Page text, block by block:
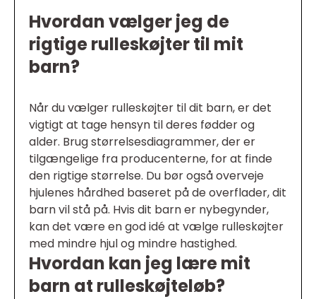
Hvordan vælger jeg de
rigtige rulleskøjter til mit
barn?
Når du vælger rulleskøjter til dit barn, er det
vigtigt at tage hensyn til deres fødder og
alder. Brug størrelsesdiagrammer, der er
tilgængelige fra producenterne, for at finde
den rigtige størrelse. Du bør også overveje
hjulenes hårdhed baseret på de overflader, dit
barn vil stå på. Hvis dit barn er nybegynder,
kan det være en god idé at vælge rulleskøjter
med mindre hjul og mindre hastighed.
Hvordan kan jeg lære mit
barn at rulleskøjteløb?